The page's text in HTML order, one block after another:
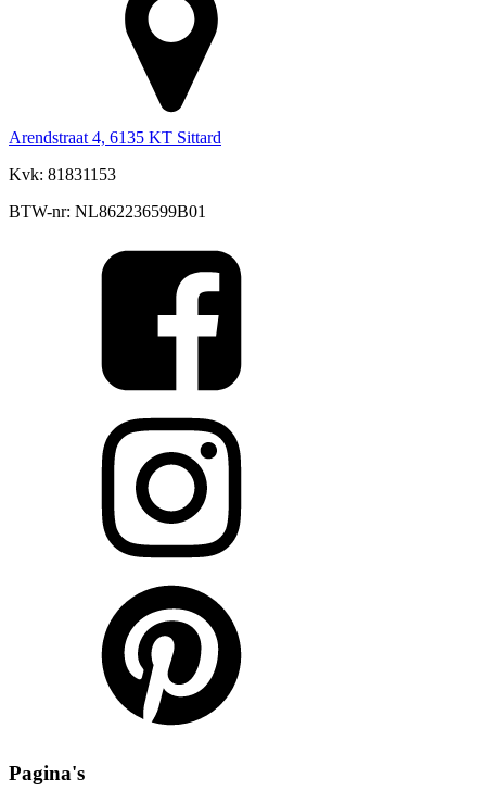
Arendstraat 4, 6135 KT Sittard
Kvk: 81831153
BTW-nr: NL862236599B01
Pagina's